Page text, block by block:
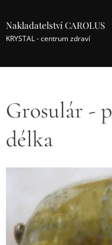
Nakladatelství CAROLUS
KRYSTAL - centrum zdraví
Grosulár -
délka